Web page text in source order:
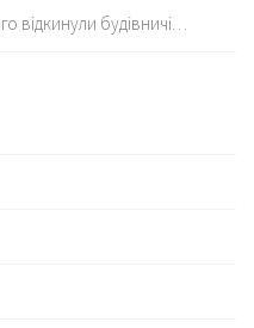
відкинули будівничі…